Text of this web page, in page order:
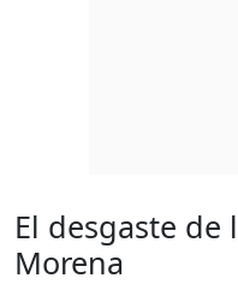
El desgaste de
Morena